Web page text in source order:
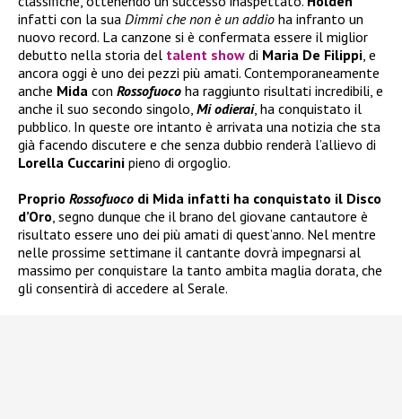
infatti con la sua Dimmi che non è un addio ha infranto un
nuovo record. La canzone si è confermata essere il miglior
debutto nella storia del talent show di Maria De Filippi, e
ancora oggi è uno dei pezzi più amati. Contemporaneamente
anche Mida con Rossofuoco ha raggiunto risultati incredibili, e
anche il suo secondo singolo, Mi odierai, ha conquistato il
pubblico. In queste ore intanto è arrivata una notizia che sta
già facendo discutere e che senza dubbio renderà l’allievo di
Lorella Cuccarini pieno di orgoglio.
Proprio Rossofuoco di Mida infatti ha conquistato il Disco
d’Oro, segno dunque che il brano del giovane cantautore è
risultato essere uno dei più amati di quest’anno. Nel mentre
nelle prossime settimane il cantante dovrà impegnarsi al
massimo per conquistare la tanto ambita maglia dorata, che
gli consentirà di accedere al Serale.